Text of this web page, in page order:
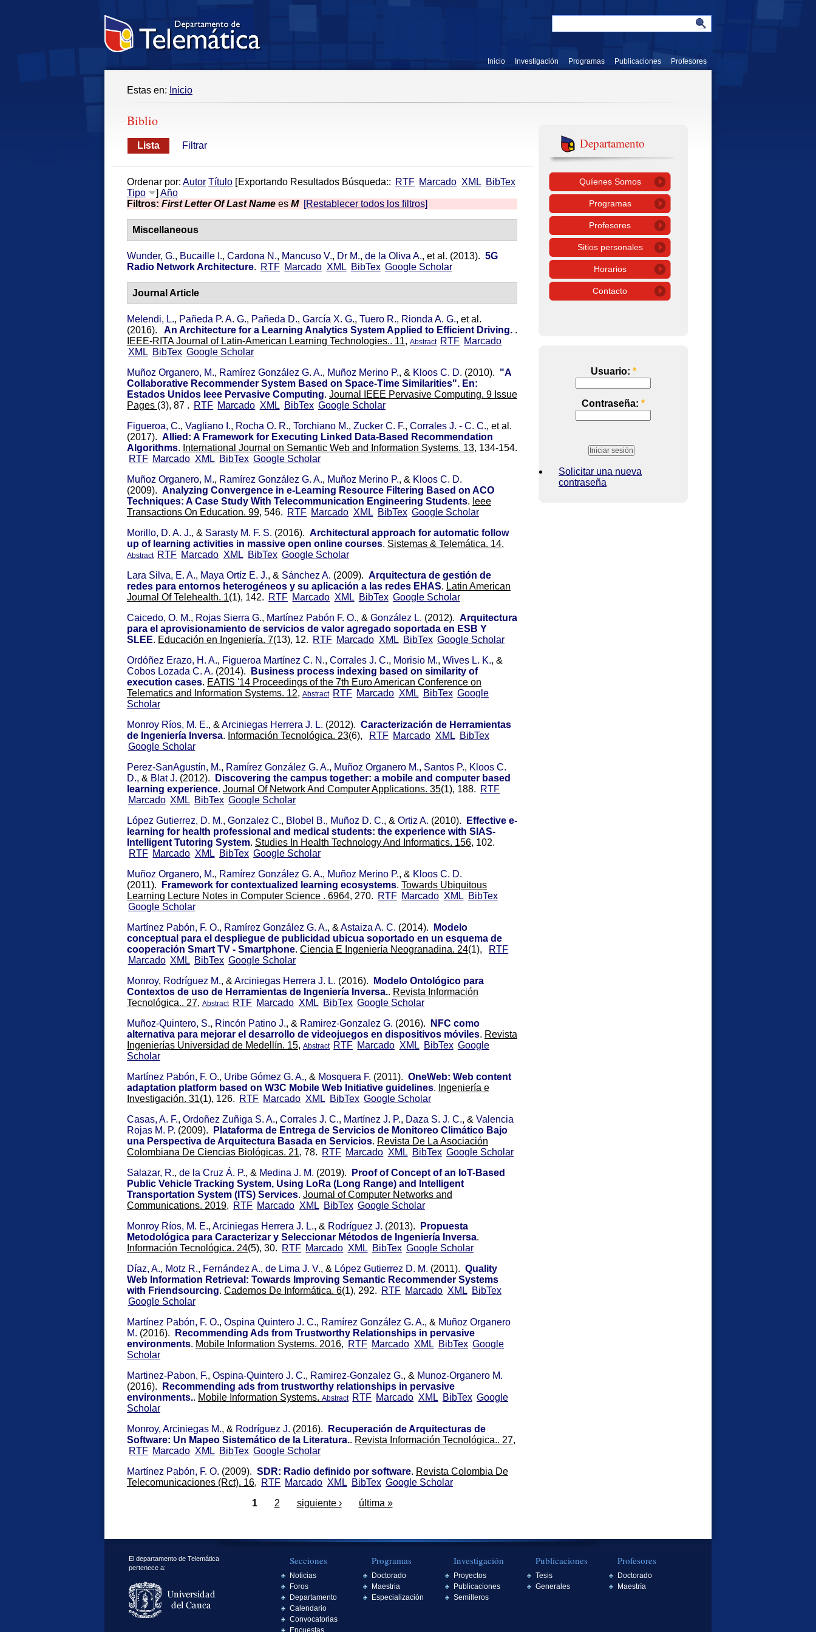
Inicio Investigación Programas Publicaciones Profesores
Estas en: Inicio
Biblio
Lista Filtrar
Exportando Resultados Búsqueda:: RTF Marcado XML BibTex
Ordenar por: Autor Título [
Tipo
] Año
Filtros: First Letter Of Last Name es M [Restablecer todos los filtros]
Miscellaneous
Wunder, G., Bucaille I., Cardona N., Mancuso V., Dr M., de la Oliva A., et al. (2013). 5G
Radio Network Architecture. RTF Marcado XML BibTex Google Scholar
Journal Article
Melendi, L., Pañeda P. A. G., Pañeda D., García X. G., Tuero R., Rionda A. G., et al.
(2016).
An Architecture for a Learning Analytics System Applied to Efficient Driving. .
IEEE-RITA Journal of Latin-American Learning Technologies.. 11, Abstract RTF Marcado
XML BibTex Google Scholar
Muñoz Organero, M., Ramírez González G. A., Muñoz Merino P., & Kloos C. D. (2010). "A
Collaborative Recommender System Based on Space-Time Similarities". En:
Estados Unidos Ieee Pervasive Computing. Journal IEEE Pervasive Computing. 9 Issue
Pages (3), 87 . RTF Marcado XML BibTex Google Scholar
Figueroa, C., Vagliano I., Rocha O. R., Torchiano M., Zucker C. F., Corrales J. - C. C., et al.
(2017). Allied: A Framework for Executing Linked Data-Based Recommendation
Algorithms. International Journal on Semantic Web and Information Systems. 13, 134-154.
RTF Marcado XML BibTex Google Scholar
Muñoz Organero, M., Ramírez González G. A., Muñoz Merino P., & Kloos C. D.
(2009). Analyzing Convergence in e-Learning Resource Filtering Based on ACO
Techniques: A Case Study With Telecommunication Engineering Students. Ieee
Transactions On Education. 99, 546. RTF Marcado XML BibTex Google Scholar
Morillo, D. A. J., & Sarasty M. F. S. (2016). Architectural approach for automatic follow
up of learning activities in massive open online courses. Sistemas & Telemática. 14,
Abstract RTF Marcado XML BibTex Google Scholar
Lara Silva, E. A., Maya Ortíz E. J., & Sánchez A. (2009). Arquitectura de gestión de
redes para entornos heterogéneos y su aplicación a las redes EHAS. Latin American
Journal Of Telehealth. 1(1), 142. RTF Marcado XML BibTex Google Scholar
Caicedo, O. M., Rojas Sierra G., Martínez Pabón F. O., & González L. (2012). Arquitectura
para el aprovisionamiento de servicios de valor agregado soportada en ESB Y
SLEE. Educación en Ingeniería. 7(13), 12. RTF Marcado XML BibTex Google Scholar
Ordóñez Erazo, H. A., Figueroa Martínez C. N., Corrales J. C., Morisio M., Wives L. K., &
Cobos Lozada C. A. (2014).
Business process indexing based on similarity of
execution cases. EATIS '14 Proceedings of the 7th Euro American Conference on
Telematics and Information Systems. 12, Abstract RTF Marcado XML BibTex Google
Scholar
Monroy Ríos, M. E., & Arciniegas Herrera J. L. (2012). Caracterización de Herramientas
de Ingeniería Inversa. Información Tecnológica. 23(6), RTF Marcado XML BibTex
Google Scholar
Perez-SanAgustín, M., Ramírez González G. A., Muñoz Organero M., Santos P., Kloos C.
D., & Blat J. (2012).
Discovering the campus together: a mobile and computer based
learning experience. Journal Of Network And Computer Applications. 35(1), 188. RTF
Marcado XML BibTex Google Scholar
López Gutierrez, D. M., Gonzalez C., Blobel B., Muñoz D. C., & Ortiz A. (2010).
Effective e-
learning for health professional and medical students: the experience with SIAS-
Intelligent Tutoring System. Studies In Health Technology And Informatics. 156, 102.
RTF Marcado XML BibTex Google Scholar
Muñoz Organero, M., Ramírez González G. A., Muñoz Merino P., & Kloos C. D.
(2011).
Framework for contextualized learning ecosystems. Towards Ubiquitous
Learning Lecture Notes in Computer Science . 6964, 270. RTF Marcado XML BibTex
Google Scholar
Martínez Pabón, F. O., Ramírez González G. A., & Astaiza A. C. (2014).
Modelo
conceptual para el despliegue de publicidad ubicua soportado en un esquema de
cooperación Smart TV - Smartphone. Ciencia E Ingeniería Neogranadina. 24(1),
RTF
Marcado XML BibTex Google Scholar
Monroy, Rodríguez M., & Arciniegas Herrera J. L. (2016).
Modelo Ontológico para
Contextos de uso de Herramientas de Ingeniería Inversa.. Revista Información
Tecnológica.. 27, Abstract RTF Marcado XML BibTex Google Scholar
Muñoz-Quintero, S., Rincón Patino J., & Ramirez-Gonzalez G. (2016).
NFC como
alternativa para mejorar el desarrollo de videojuegos en dispositivos móviles. Revista
Ingenierías Universidad de Medellín. 15, Abstract RTF Marcado XML BibTex Google
Scholar
Martínez Pabón, F. O., Uribe Gómez G. A., & Mosquera F. (2011). OneWeb: Web content
adaptation platform based on W3C Mobile Web Initiative guidelines. Ingeniería e
Investigación. 31(1), 126. RTF Marcado XML BibTex Google Scholar
Casas, A. F., Ordoñez Zuñiga S. A., Corrales J. C., Martínez J. P., Daza S. J. C., & Valencia
Rojas M. P. (2009).
Plataforma de Entrega de Servicios de Monitoreo Climático Bajo
una Perspectiva de Arquitectura Basada en Servicios. Revista De La Asociación
Colombiana De Ciencias Biológicas. 21, 78. RTF Marcado XML BibTex Google Scholar
Salazar, R., de la Cruz Á. P., & Medina J. M. (2019).
Proof of Concept of an IoT-Based
Public Vehicle Tracking System, Using LoRa (Long Range) and Intelligent
Transportation System (ITS) Services. Journal of Computer Networks and
Communications. 2019, RTF Marcado XML BibTex Google Scholar
Monroy Ríos, M. E., Arciniegas Herrera J. L., & Rodríguez J. (2013).
Propuesta
Metodológica para Caracterizar y Seleccionar Métodos de Ingeniería Inversa.
Información Tecnológica. 24(5), 30. RTF Marcado XML BibTex Google Scholar
Díaz, A., Motz R., Fernández A., de Lima J. V., & López Gutierrez D. M. (2011). Quality
Web Information Retrieval: Towards Improving Semantic Recommender Systems
with Friendsourcing. Cadernos De Informática. 6(1), 292. RTF Marcado XML BibTex
Google Scholar
Martínez Pabón, F. O., Ospina Quintero J. C., Ramírez González G. A., & Muñoz Organero
M. (2016).
Recommending Ads from Trustworthy Relationships in pervasive
environments. Mobile Information Systems. 2016, RTF Marcado XML BibTex Google
Scholar
Martinez-Pabon, F., Ospina-Quintero J. C., Ramirez-Gonzalez G., & Munoz-Organero M.
(2016).
Recommending ads from trustworthy relationships in pervasive
environments.. Mobile Information Systems. Abstract RTF Marcado XML BibTex Google
Scholar
Monroy, Arciniegas M., & Rodríguez J. (2016).
Recuperación de Arquitecturas de
Software: Un Mapeo Sistemático de la Literatura.. Revista Información Tecnológica.. 27,
RTF Marcado XML BibTex Google Scholar
Martínez Pabón, F. O. (2009). SDR: Radio definido por software. Revista Colombia De
Telecomunicaciones (Rct). 16, RTF Marcado XML BibTex Google Scholar
1
2 siguiente › última »
Departamento
Quíenes Somos
Programas
Profesores
Sitios personales
Horarios
Contacto
Usuario: *
Contraseña: *
Solicitar una nueva
contraseña
El departamento de Telemática
pertenece a:
Secciones
Noticias
Foros
Departamento
Calendario
Convocatorias
Encuestas
Programas
Doctorado
Maestria
Especialización
Investigación
Proyectos
Publicaciones
Semilleros
Publicaciones
Tesis
Generales
Profesores
Doctorado
Maestría